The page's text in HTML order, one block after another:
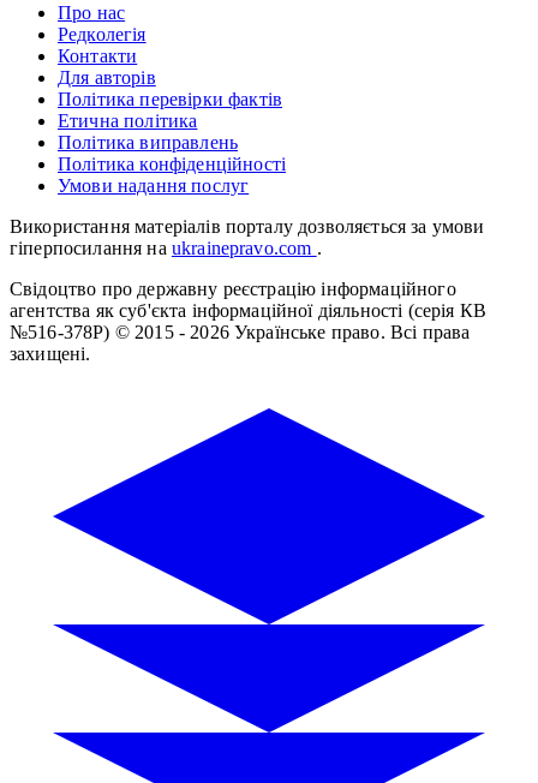
Про нас
Редколегія
Контакти
Для авторів
Політика перевірки фактів
Етична політика
Політика виправлень
Політика конфіденційності
Умови надання послуг
Використання матеріалів порталу дозволяється за умови
гіперпосилання на ukrainepravo.com .
Свідоцтво про державну реєстрацію інформаційного
агентства як суб'єкта інформаційної діяльності (серія КВ
№516-378Р) © 2015 - 2026 Українське право. Всі права
захищені.